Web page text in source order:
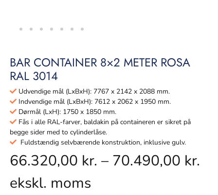
BAR CONTAINER 8×2 METER ROSA
RAL 3014
Udvendige mål (LxBxH): 7767 x 2142 x 2088 mm.
Indvendige mål (LxBxH): 7612 x 2062 x 1950 mm.
Dørmål (LxH): 1750 x 1850 mm.
Fås i alle RAL-farver, baldakin på containeren er sikret på
begge sider med to cylinderlåse.
Fuldstændig selvbærende konstruktion, inklusive gulv.
66.320,00 kr. – 70.490,00 kr.
ekskl. moms